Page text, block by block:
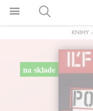
KNIHY-
na sklade